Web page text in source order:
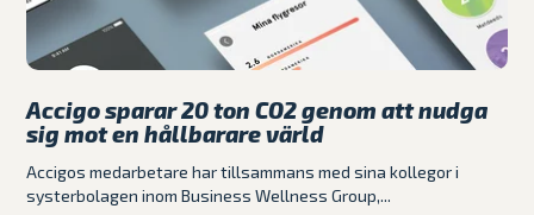
Accigo sparar 20 ton CO2 genom att nudga
sig mot en hållbarare värld
Accigos medarbetare har tillsammans med sina kollegor i
systerbolagen inom Business Wellness Group,...